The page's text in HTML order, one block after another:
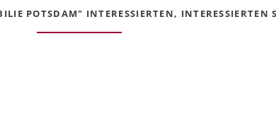
POTSDAM" INTERESSIERTEN, INTERESSIERTEN